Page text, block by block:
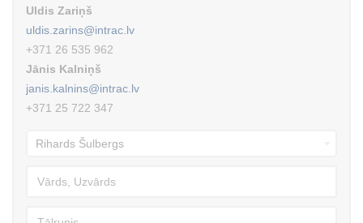
Uldis Zariņš
uldis.zarins@intrac.lv
+371 26 535 962
Jānis Kalniņš
janis.kalnins@intrac.lv
+371 25 722 347